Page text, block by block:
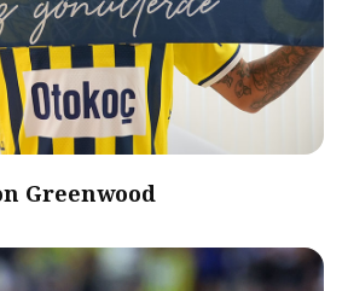
Greenwood